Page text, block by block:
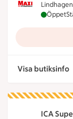
Maxi
Öppet
Visa butiksinfo
ICA